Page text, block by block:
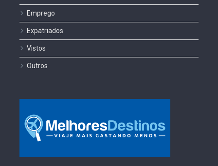
Emprego
Expatriados
Vistos
Outros